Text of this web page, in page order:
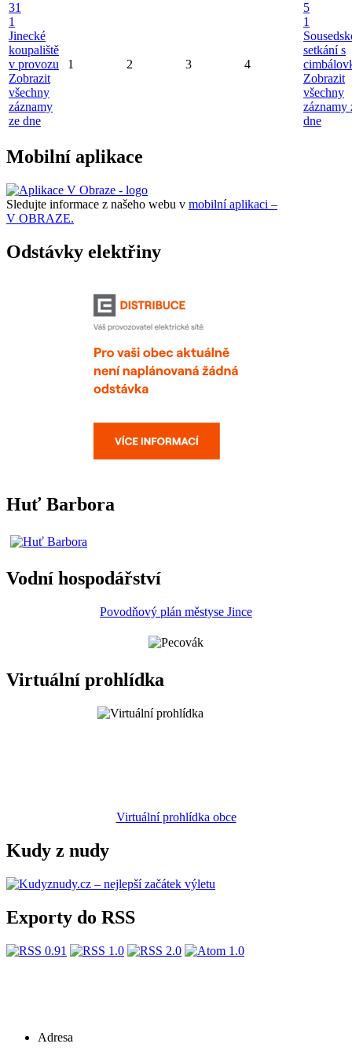
31
1
Jinecké
koupaliště
v provozu
Zobrazit
všechny
záznamy
ze dne
1 2 3 4
5
1
setkání s
Zobrazit
všechny
záznamy
dne
Mobilní aplikace
Sledujte informace z našeho webu v mobilní aplikaci –
V OBRAZE.
Odstávky elektřiny
Huť Barbora
Vodní hospodářství
Povodňový plán městyse Jince
Virtuální prohlídka
Virtuální prohlídka obce
Kudy z nudy
Exporty do RSS
Adresa